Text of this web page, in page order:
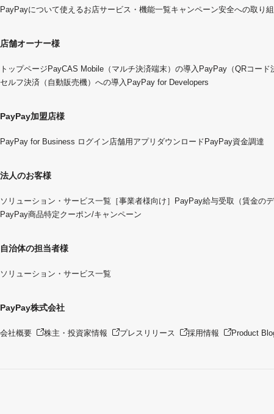
PayPayについて使えるお店サービス・機能一覧キャンペーン安全への取り
店舗オーナー様
トップページ PayCAS Mobile（マルチ決済端末）の導入 PayPay（QRコード
セルフ決済（自動販売機）への導入 PayPay for Developers
PayPay加盟店様
PayPay for Business ログイン 店舗用アプリダウンロード PayPay資金調達
法人のお客様
ソリューション・サービス一覧 ［事業者様向け］PayPay給与受取（賃金のデ
PayPay商品特定クーポン/キャンペーン
自治体の担当者様
ソリューション・サービス一覧
PayPay株式会社
会社概要 株主・投資家情報 プレスリリース 採用情報 Product